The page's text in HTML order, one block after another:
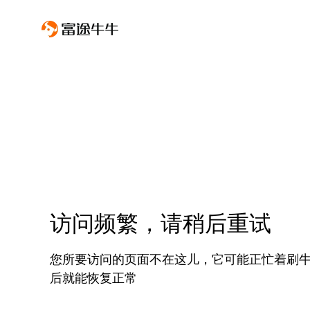
访问频繁，请稍后重试
您所要访问的页面不在这儿，它可能正忙着刷
后就能恢复正常